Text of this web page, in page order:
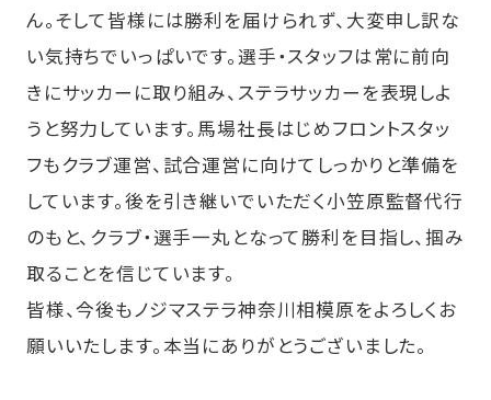
ん。そして皆様には勝利を届けられず、大変申し訳な
い気持ちでいっぱいです。選手・スタッフは常に前向
きにサッカーに取り組み、ステラサッカーを表現しよ
うと努力しています。馬場社長はじめフロントスタッ
フもクラブ運営、試合運営に向けてしっかりと準備を
しています。後を引き継いでいただく小笠原監督代行
のもと、クラブ・選手一丸となって勝利を目指し、掴み
取ることを信じています。
皆様、今後もノジマステラ神奈川相模原をよろしくお
願いいたします。本当にありがとうございました。